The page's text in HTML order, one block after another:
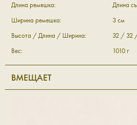
Длина ремешка:
Длина
Ширина ремешка:
3 см
Высота / Длина / Ширина:
32 / 32
Вес:
1010 г
ВМЕЩАЕТ